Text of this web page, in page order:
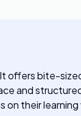
offers bite-
and
on their